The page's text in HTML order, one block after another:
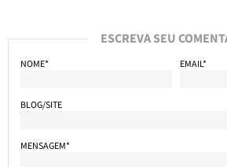
ESCREVA SEU
NOME* EMAIL*
BLOG/SITE
MENSAGEM*